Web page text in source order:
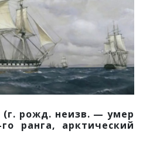
(г. рожд. неизв. — умер
ранга, арктический